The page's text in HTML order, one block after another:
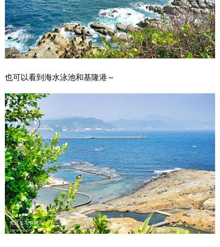
也可以看到海水泳池和基隆港～